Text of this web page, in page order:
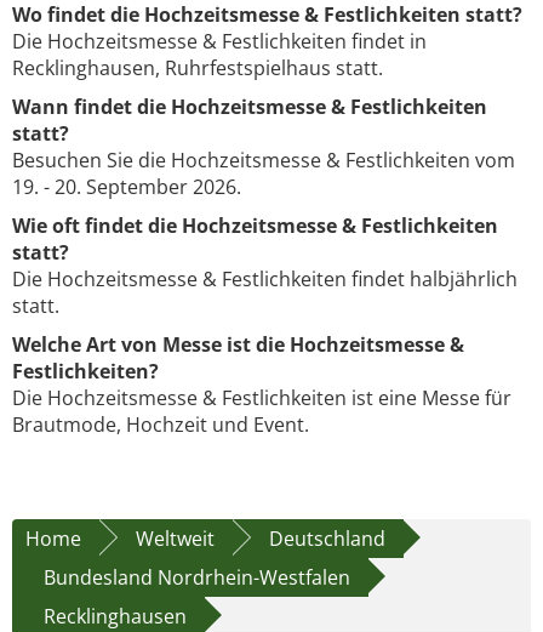
Wo findet die Hochzeitsmesse & Festlichkeiten statt?
Die Hochzeitsmesse & Festlichkeiten findet in
Recklinghausen, Ruhrfestspielhaus statt.
Wann findet die Hochzeitsmesse & Festlichkeiten
statt?
Besuchen Sie die Hochzeitsmesse & Festlichkeiten vom
19. - 20. September 2026.
Wie oft findet die Hochzeitsmesse & Festlichkeiten
statt?
Die Hochzeitsmesse & Festlichkeiten findet halbjährlich
statt.
Welche Art von Messe ist die Hochzeitsmesse &
Festlichkeiten?
Die Hochzeitsmesse & Festlichkeiten ist eine Messe für
Brautmode, Hochzeit und Event.
Home Weltweit
Deutschland
Bundesland Nordrhein-Westfalen
Recklinghausen